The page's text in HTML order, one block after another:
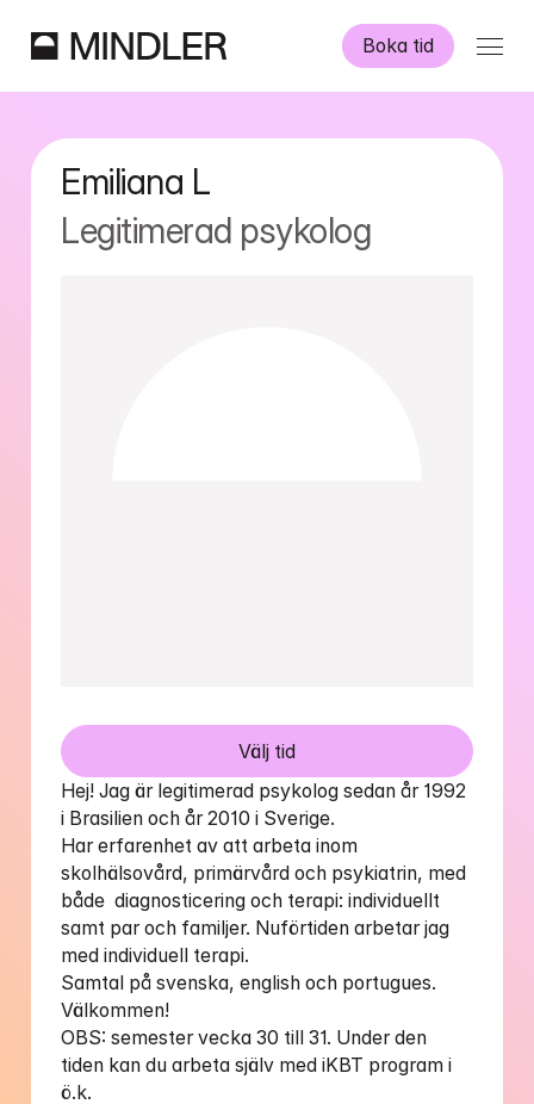
Boka tid
Information
Övriga tjänster
Emiliana L
Legitimerad psykolog
Välj tid
Hej! Jag är legitimerad psykolog sedan år 1992
i Brasilien och år 2010 i Sverige.
Har erfarenhet av att arbeta inom
skolhälsovård, primärvård och psykiatrin, med
både  diagnosticering och terapi: individuellt
samt par och familjer. Nuförtiden arbetar jag
med individuell terapi.
Samtal på svenska, english och portugues.
Välkommen!
OBS: semester vecka 30 till 31. Under den
tiden kan du arbeta själv med iKBT program i